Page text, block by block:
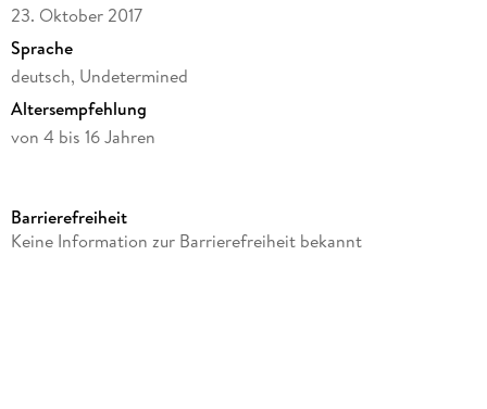
23. Oktober 2017
Sprache
deutsch, Undetermined
Altersempfehlung
von 4 bis 16 Jahren
Verlag/Hersteller
Barrierefreiheit
Keine Information zur Barrierefreiheit bekannt